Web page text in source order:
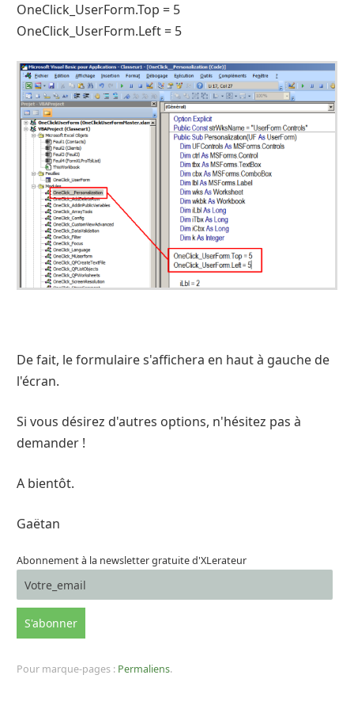
OneClick_UserForm.Top = 5
OneClick_UserForm.Left = 5
De fait, le formulaire s'affichera en haut à gauche de
l'écran.
Si vous désirez d'autres options, n'hésitez pas à
demander !
A bientôt.
Gaëtan
Abonnement à la newsletter gratuite d'XLerateur
Pour marque-pages : Permaliens.